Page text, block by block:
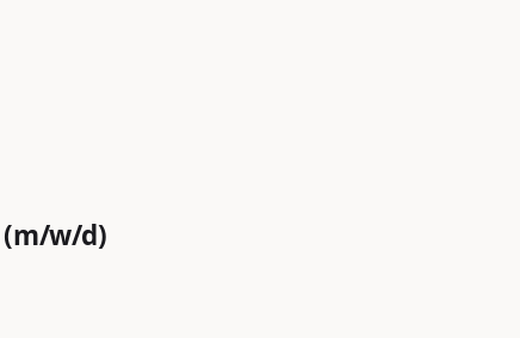
w/d)